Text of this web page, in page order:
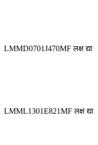
LMMD0701J470MF लक्ष द्या
LMML1301E821MF लक्ष द्या